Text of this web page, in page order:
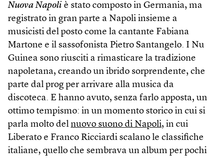
Nuova Napoli è stato composto in Germania, ma
registrato in gran parte a Napoli insieme a
musicisti del posto come la cantante Fabiana
Martone e il sassofonista Pietro Santangelo. I Nu
Guinea sono riusciti a rimasticare la tradizione
napoletana, creando un ibrido sorprendente, che
parte dal prog per arrivare alla musica da
discoteca. E hanno avuto, senza farlo apposta, un
ottimo tempismo: in un momento storico in cui si
parla molto del nuovo suono di Napoli, in cui
Liberato e Franco Ricciardi scalano le classifiche
italiane, quello che sembrava un album per pochi